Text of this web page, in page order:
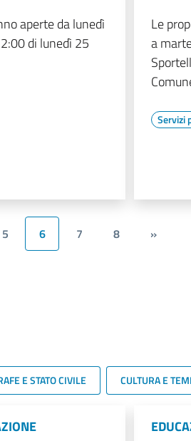
aperte da lunedì
di lunedì 25
Le
a
Servizi
5 6 7 8 »
E STATO CIVILE CULTURA E